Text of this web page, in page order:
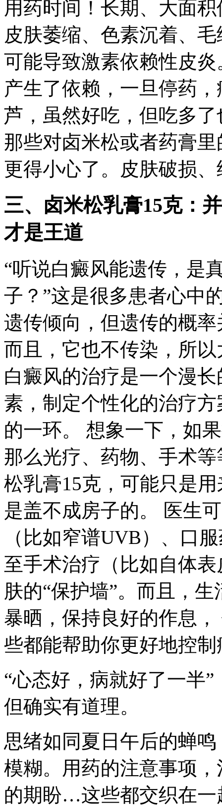
用药时间！长期、大面
皮肤萎缩、色素沉着、
可能导致激素依赖性皮
产生了依赖，一旦停药
芦，虽然好吃，但吃多
那些对卤米松或者药膏
更得小心了。皮肤破损
三、卤米松乳膏15克：
才是王道
“听说白癜风能遗传，是
子？”这是很多患者心中
遗传倾向，但遗传的概
而且，它也不传染，所
白癜风的治疗是一个漫
素，制定个性化的治疗
的一环。 想象一下，如
那么光疗、药物、手术
松乳膏15克，可能只是
是盖不成房子的。 医生
（比如窄谱UVB）、口
至手术治疗（比如自体
肤的“保护墙”。而且，
暴晒，保持良好的作息
些都能帮助你更好地控制
“心态好，病就好了一半
但确实有道理。
思绪如同夏日午后的蝉
模糊。用药的注意事项
的期盼…这些都交织在一